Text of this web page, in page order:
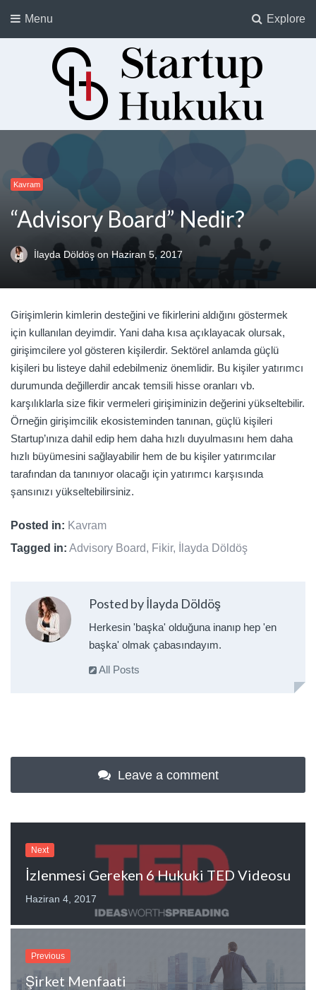
Explore
Menu
Startup Hukuku
Startuplar için Hukuk, Hukukçular için Startuplar
Kavram
“Advisory Board” Nedir?
İlayda Döldöşon Haziran 5, 2017
Girişimlerin kimlerin desteğini ve fikirlerini aldığını göstermek
için kullanılan deyimdir. Yani daha kısa açıklayacak olursak,
girişimcilere yol gösteren kişilerdir. Sektörel anlamda güçlü
kişileri bu listeye dahil edebilmeniz önemlidir. Bu kişiler yatırımcı
durumunda değillerdir ancak temsili hisse oranları vb.
karşılıklarla size fikir vermeleri girişiminizin değerini yükseltebilir.
Örneğin girişimcilik ekosisteminden tanınan, güçlü kişileri
Startup’ınıza dahil edip hem daha hızlı duyulmasını hem daha
hızlı büyümesini sağlayabilir hem de bu kişiler yatırımcılar
tarafından da tanınıyor olacağı için yatırımcı karşısında
şansınızı yükseltebilirsiniz.
Posted in: Kavram
Tagged in: Advisory Board, Fikir, İlayda Döldöş
Posted by İlayda Döldöş
Herkesin 'başka' olduğuna inanıp hep 'en
başka' olmak çabasındayım.
All Posts
Leave a comment
Next
İzlenmesi Gereken 6 Hukuki TED Videosu
Haziran 4, 2017
Previous
Şirket Menfaati